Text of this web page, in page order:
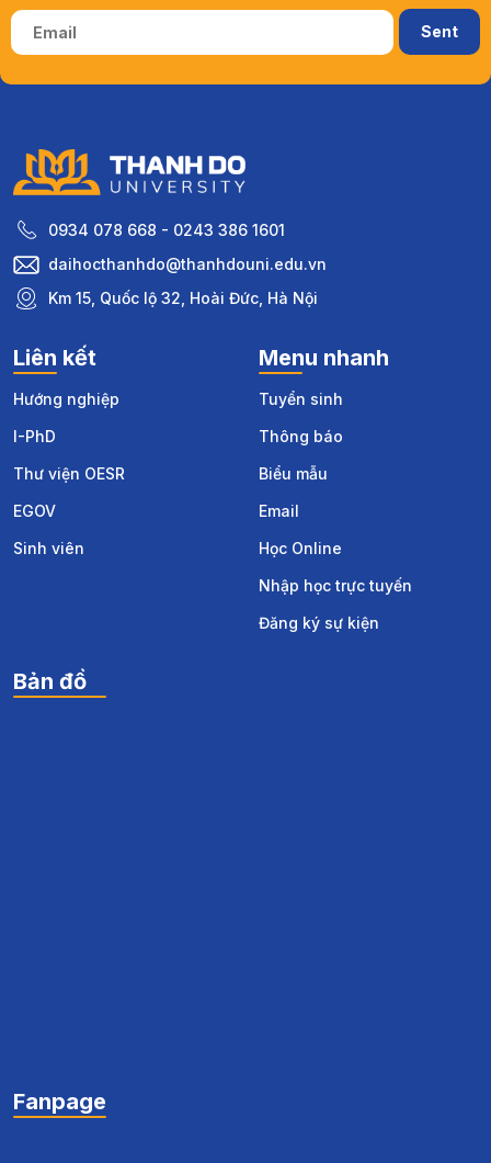
0934 078 668 - 0243 386 1601
daihocthanhdo@thanhdouni.edu.vn
Km 15, Quốc lộ 32, Hoài Đức, Hà Nội
Liên kết
Hướng nghiệp
I-PhD
Thư viện OESR
EGOV
Sinh viên
Menu nhanh
Tuyển sinh
Thông báo
Biểu mẫu
Email
Học Online
Nhập học trực tuyến
Đăng ký sự kiện
Bản đồ
Fanpage